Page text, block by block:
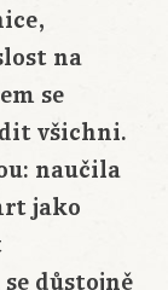
na
se
všichni.
naučila
jako
důstojně